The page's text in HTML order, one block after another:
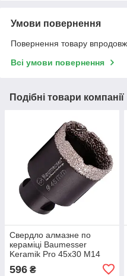
Умови повернення
Повернення товару
Всі умови повернення
Подібні товари компанії
Свердло алмазне по
кераміці Baumesser
Keramik Pro 45x30 M14
596 ₴